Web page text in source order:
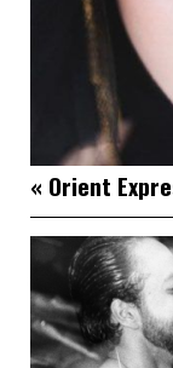
« Orient